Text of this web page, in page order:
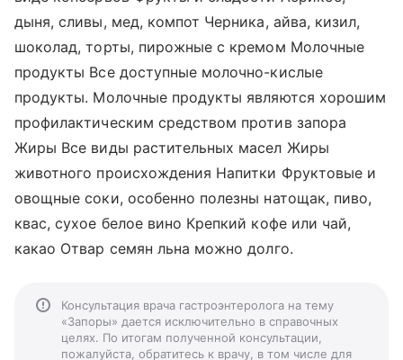
дыня, сливы, мед, компот Черника, айва, кизил,
шоколад, торты, пирожные с кремом Молочные
продукты Все доступные молочно-кислые
продукты. Молочные продукты являются хорошим
профилактическим средством против запора
Жиры Все виды растительных масел Жиры
животного происхождения Напитки Фруктовые и
овощные соки, особенно полезны натощак, пиво,
квас, сухое белое вино Крепкий кофе или чай,
какао Отвар семян льна можно долго.
Консультация врача гастроэнтеролога на тему
«Запоры» дается исключительно в справочных
целях. По итогам полученной консультации,
пожалуйста, обратитесь к врачу, в том числе для